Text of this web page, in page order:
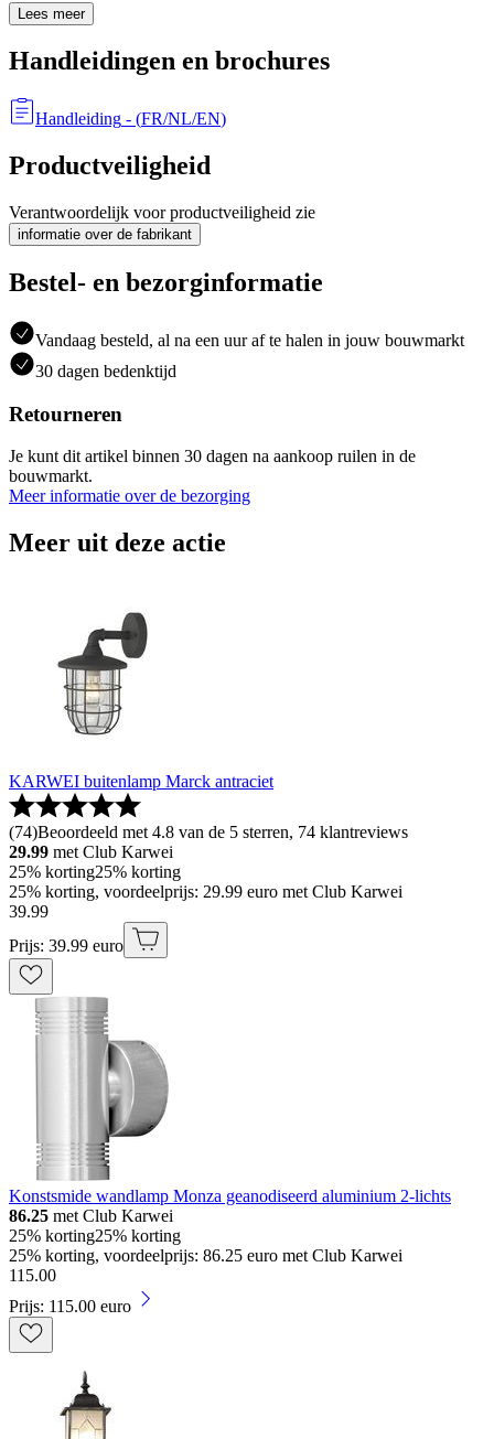
Lees meer
Handleidingen en brochures
Handleiding - (FR/NL/EN)
Productveiligheid
Verantwoordelijk voor productveiligheid zie
informatie over de fabrikant
Bestel- en bezorginformatie
Vandaag besteld, al na een uur af te halen in jouw bouwmarkt
30 dagen bedenktijd
Retourneren
Je kunt dit artikel binnen 30 dagen na aankoop ruilen in de
bouwmarkt.
Meer informatie over de bezorging
Meer uit deze actie
KARWEI buitenlamp Marck antraciet
(74)Beoordeeld met 4.8 van de 5 sterren, 74 klantreviews
29.99 met Club Karwei
25% korting25% korting
25% korting, voordeelprijs: 29.99 euro met Club Karwei
39.99
Prijs: 39.99 euro
Konstsmide wandlamp Monza geanodiseerd aluminium 2-lichts
86.25 met Club Karwei
25% korting25% korting
25% korting, voordeelprijs: 86.25 euro met Club Karwei
115.00
Prijs: 115.00 euro